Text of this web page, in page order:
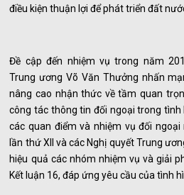
điều kiện thuận lợi để phát triển đất
Đề cập đến nhiệm vụ trong năm
Trung ương Võ Văn Thưởng nhấn
nâng cao nhận thức về tầm quan
công tác thông tin đối ngoại trong
các quan điểm và nhiệm vụ đối
lần thứ XII và các Nghị quyết Trung
hiệu quả các nhóm nhiệm vụ và giải
Kết luận 16, đáp ứng yêu cầu của tình